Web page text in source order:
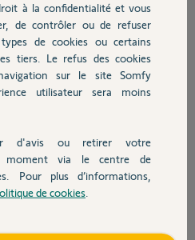
fil de discussion
OFF mais AUTO/MANUEL.
d'isoler simplement un volet roulant
à la confidentialité et vous
de contrôler ou de refuser
de cookies ou certains
tiers. Le refus des cookies
sur le site Somfy
utilisateur sera moins
d'avis ou retirer votre
moment via le centre de
Pour plus d’informations,
de cookies